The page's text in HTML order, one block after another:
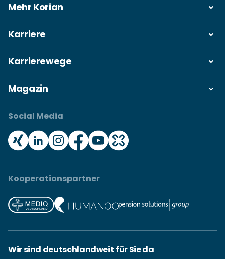
Mehr Korian
Karriere
Karrierewege
Magazin
Social Media
Kooperationspartner
Wir sind deutschlandweit für Sie da